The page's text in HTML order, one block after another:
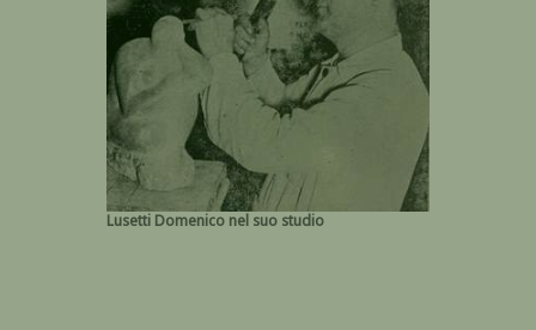
Lusetti Domenico nel suo studio